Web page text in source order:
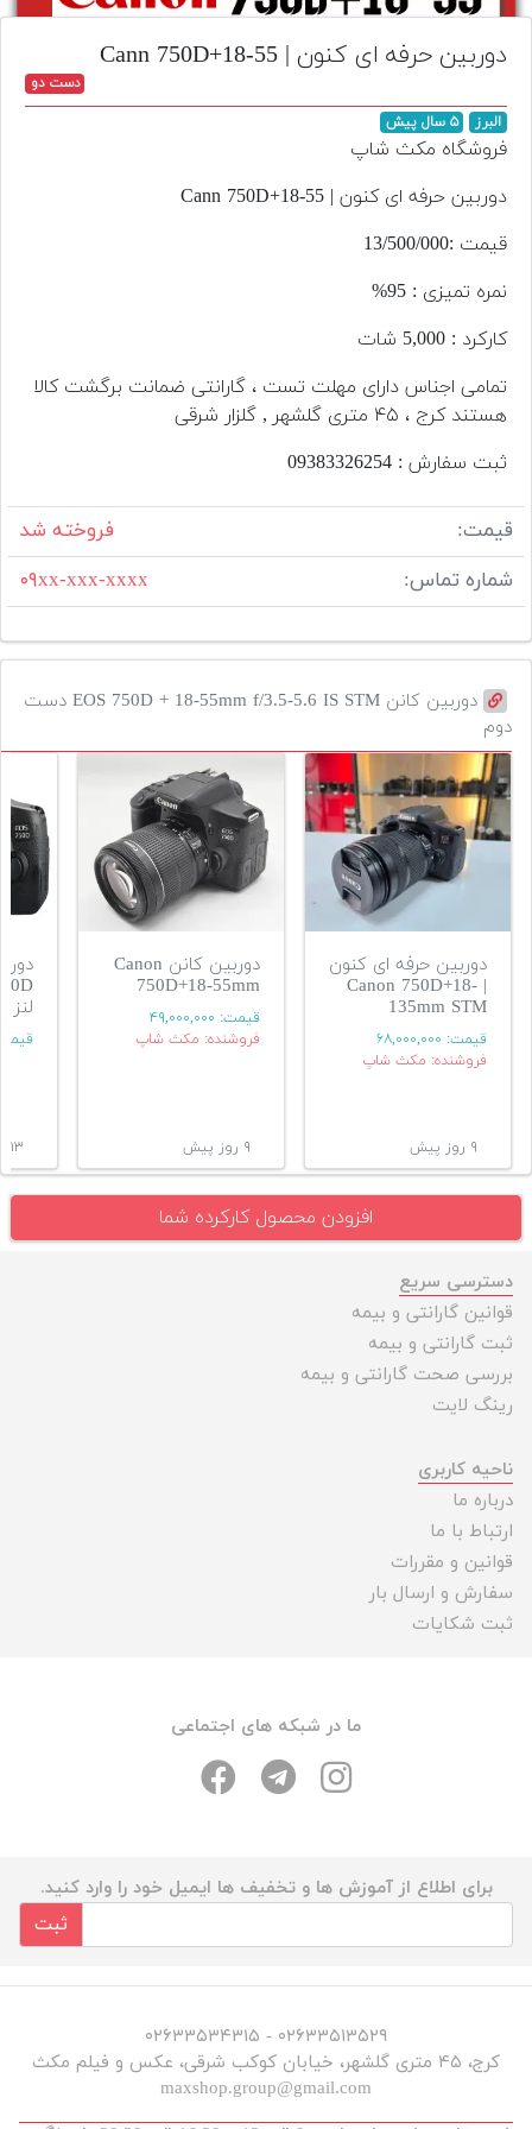
تجهیزات
مکث
افزودن
دست
قیمت
دوربین حرفه ای کنون | Cann 750D+18-55
دست دو
البرز ۵ سال پیش
فروشگاه مکث شاپ
دوربین حرفه ای کنون | Cann 750D+18-55
قیمت :13/500/000
نمره تمیزی : 95%
کارکرد : 5,000 شات
تمامی اجناس دارای مهلت تست ، گارانتی ضمانت برگشت کالا
هستند کرج ، ۴۵ متری گلشهر , گلزار شرقی
ثبت سفارش : 09383326254
قیمت:
فروخته شد
شماره تماس:
۰۹xx-xxx-xxxx
دوربین کانن EOS 750D + 18-55mm f/3.5-5.6 IS STM دست
دوم
دوربین حرفه ای کنون
| Canon 750D+18-
135mm STM
قیمت: ۶۸,۰۰۰,۰۰۰
فروشنده: مکث شاپ
۹ روز پیش
دوربین کانن Canon
750D+18-55mm
قیمت: ۴۹,۰۰۰,۰۰۰
فروشنده: مکث شاپ
۹ روز پیش
لنز
۱۳ روز پیش
افزودن محصول کارکرده شما
دسترسی سریع
قوانین گارانتی و بیمه
ثبت گارانتی و بیمه
بررسی صحت گارانتی و بیمه
رینگ لایت
ناحیه کاربری
درباره ما
ارتباط با ما
قوانین و مقررات
سفارش و ارسال بار
ثبت شکایات
ما در شبکه های اجتماعی
برای اطلاع از آموزش ها و تخفیف ها ایمیل خود را وارد کنید.
ثبت
۰۲۶۳۳۵۱۳۵۲۹ - ۰۲۶۳۳۵۳۴۳۱۵
کرج، ۴۵ متری گلشهر، خیابان کوکب شرقی، عکس و فیلم مکث
maxshop.group@gmail.com